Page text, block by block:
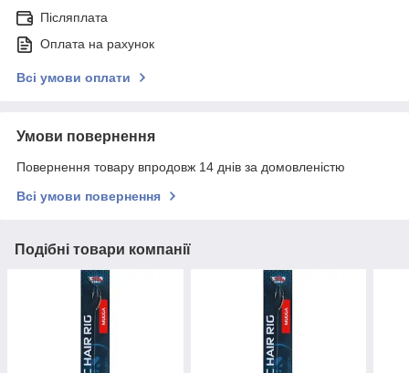
Післяплата
Оплата на рахунок
Всі умови оплати
Умови повернення
Повернення товару впродовж 14 днів за домовленістю
Всі умови повернення
Подібні товари компанії